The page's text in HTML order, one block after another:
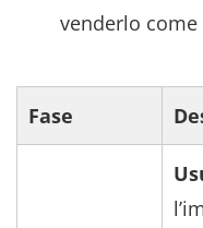
venderlo
Fase